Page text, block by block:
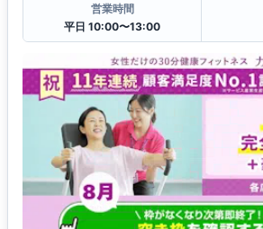
営業時間
平日 10:00〜13:00